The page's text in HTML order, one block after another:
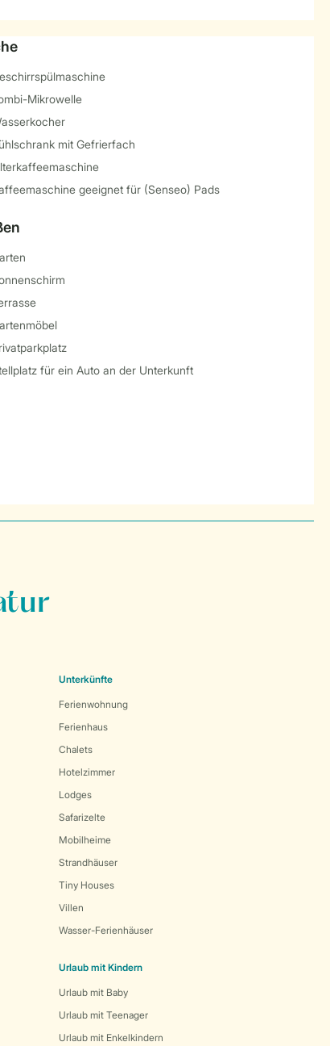
Mikrowelle
mit Gefrierfach
geeignet für (Senseo) Pads
für ein Auto an der Unterkunft
Unterkünfte
Ferienwohnung
Ferienhaus
Chalets
Hotelzimmer
Lodges
Safarizelte
Mobilheime
Strandhäuser
Tiny Houses
Villen
Wasser-Ferienhäuser
Urlaub mit Kindern
Urlaub mit Baby
Urlaub mit Teenager
Urlaub mit Enkelkindern